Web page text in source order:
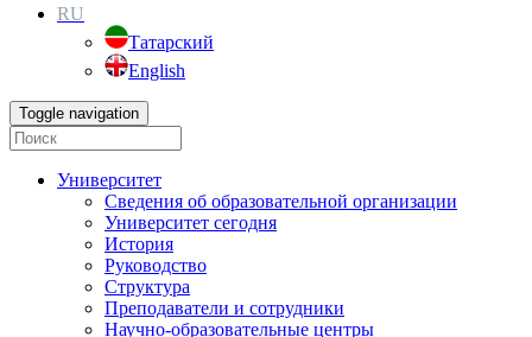
RU
Татарский
English
Toggle navigation
Университет
Сведения об образовательной организации
Университет сегодня
История
Руководство
Структура
Преподаватели и сотрудники
Научно-образовательные центры